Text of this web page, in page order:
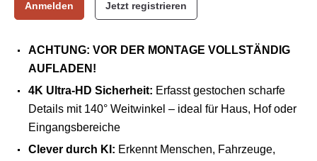
Anmelden Jetzt registrieren
ACHTUNG: VOR DER MONTAGE VOLLSTÄNDIG
AUFLADEN!
4K Ultra-HD Sicherheit: Erfasst gestochen scharfe
Details mit 140° Weitwinkel – ideal für Haus, Hof oder
Eingangsbereiche
Clever durch KI: Erkennt Menschen, Fahrzeuge,